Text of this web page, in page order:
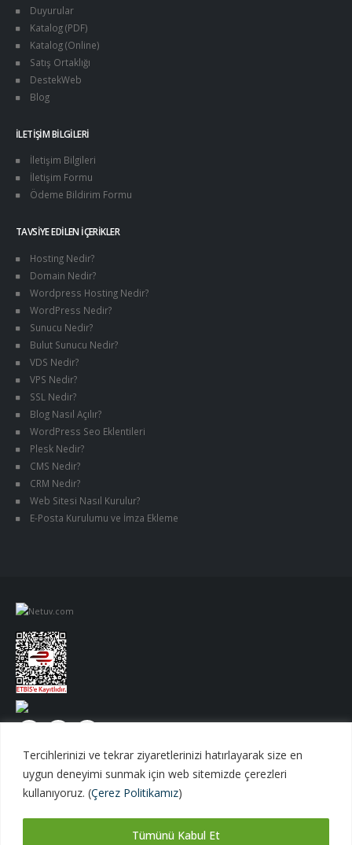
Tercihlerinizi ve tekrar ziyaretlerinizi hatırlayarak size en
uygun deneyimi sunmak için web sitemizde çerezleri
kullanıyoruz. (Çerez Politikamız)
Tümünü Kabul Et
Duyurular
Katalog (PDF)
Katalog (Online)
Satış Ortaklığı
DestekWeb
Blog
İLETIŞIM BILGILERI
İletişim Bilgileri
İletişim Formu
Ödeme Bildirim Formu
TAVSIYE EDILEN İÇERIKLER
Hosting Nedir?
Domain Nedir?
Wordpress Hosting Nedir?
WordPress Nedir?
Sunucu Nedir?
Bulut Sunucu Nedir?
VDS Nedir?
VPS Nedir?
SSL Nedir?
Blog Nasıl Açılır?
WordPress Seo Eklentileri
Plesk Nedir?
CMS Nedir?
CRM Nedir?
Web Sitesi Nasıl Kurulur?
E-Posta Kurulumu ve İmza Ekleme
Netuv Bilişim A.Ş. | © 1998 - 2026 Tüm hakları saklıdır.